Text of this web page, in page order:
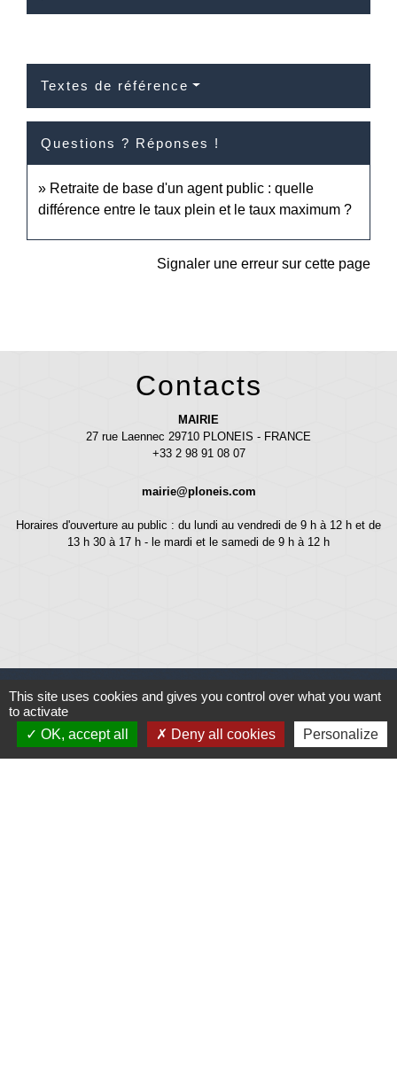
Textes de référence
Questions ? Réponses !
Retraite de base d'un agent public : quelle
différence entre le taux plein et le taux maximum ?
Signaler une erreur sur cette page
Contacts
MAIRIE
27 rue Laennec 29710 PLONEIS - FRANCE
+33 2 98 91 08 07
mairie@ploneis.com
Horaires d'ouverture au public : du lundi au vendredi de 9 h à 12 h et de
13 h 30 à 17 h - le mardi et le samedi de 9 h à 12 h
Liens
This site uses cookies and gives you control over what you want
to activate
OK, accept all
Deny all cookies Personalize